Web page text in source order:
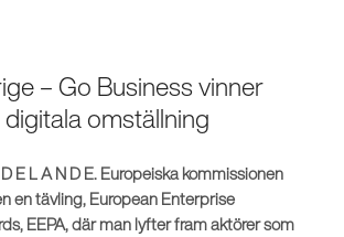
– Go Business vinner
omställning
D E L A N D E. Europeiska kommissionen
en tävling, European Enterprise
EEPA, där man lyfter fram aktörer som